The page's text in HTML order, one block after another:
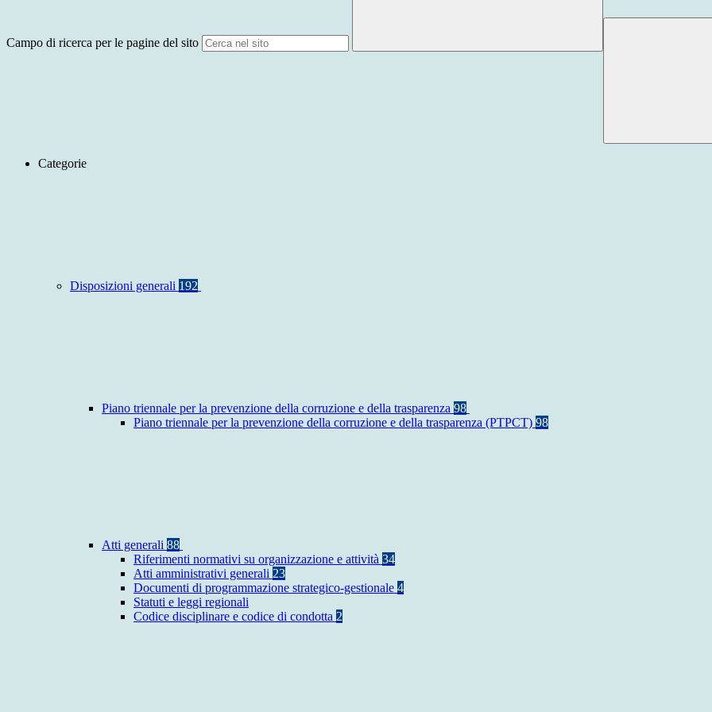
Campo di ricerca per le pagine del sito
Categorie
Disposizioni generali 192
Piano triennale per la prevenzione della corruzione e della trasparenza 98
Piano triennale per la prevenzione della corruzione e della trasparenza (PTPCT) 98
Atti generali 88
Riferimenti normativi su organizzazione e attività 34
Atti amministrativi generali 23
Documenti di programmazione strategico-gestionale 4
Statuti e leggi regionali
Codice disciplinare e codice di condotta 2